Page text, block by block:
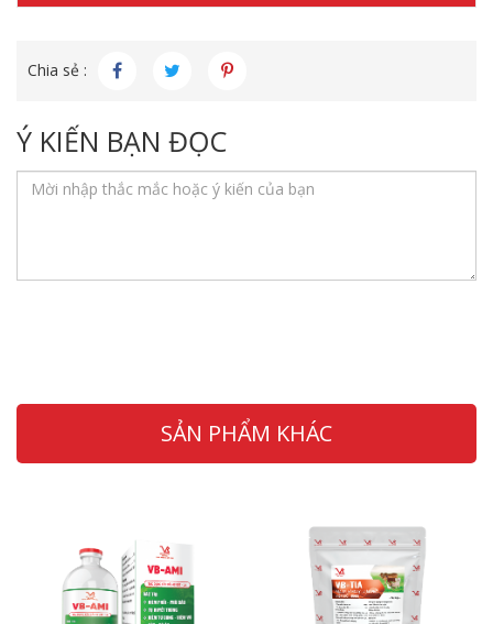
Chia sẻ :
Ý KIẾN BẠN ĐỌC
SẢN PHẨM KHÁC